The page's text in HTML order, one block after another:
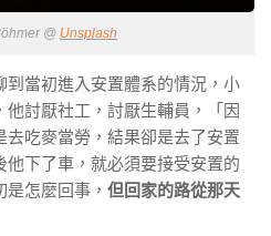
@ Unsplash
當初進入安置體系的情況，小
討厭社工，討厭生輔員，「因
吃麥當勞，結果卻是去了安置
下了車，就必須要接受安置的
怎麼回事， 但回家的路從那天